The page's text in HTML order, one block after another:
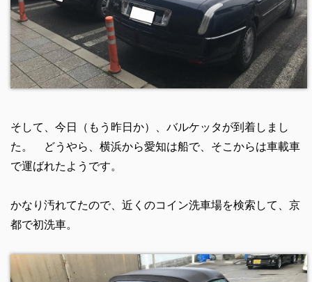
そして、今日（もう昨日か）、バルケッタが到着しまし
た。 どうやら、横浜から愛知は船で、そこからは車載車
で運ばれたようです。
かなり汚れてたので、近くのコイン洗車場を検索して、京
都で初洗車。